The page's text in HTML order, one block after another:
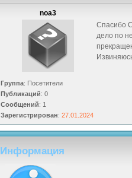
noa3
Группа: Посетители
Публикаций: 0
Сообщений: 1
Зарегистрирован: 27.01.2024
Спасибо
дело по
Информация